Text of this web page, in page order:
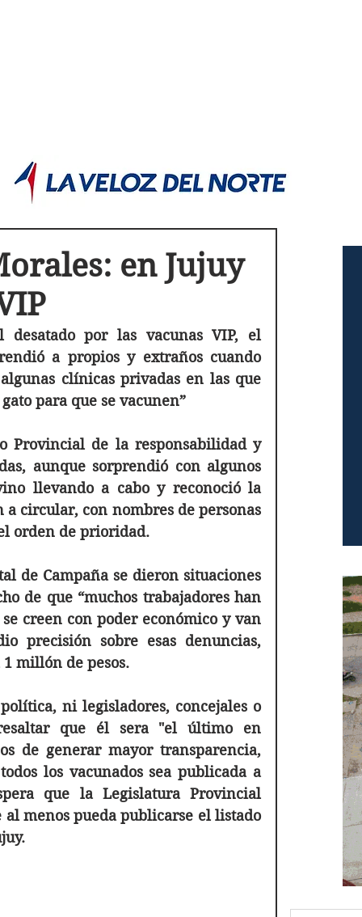
en Jujuy
desatado por las vacunas VIP, el
a propios y extraños cuando
clínicas privadas en las que
para que se vacunen”
Provincial de la responsabilidad y
aunque sorprendió con algunos
llevando a cabo y reconoció la
circular, con nombres de personas
orden de prioridad.
de Campaña se dieron situaciones
de que “muchos trabajadores han
creen con poder económico y van
precisión sobre esas denuncias,
millón de pesos.
ni legisladores, concejales o
que él sera "el último en
de generar mayor transparencia,
los vacunados sea publicada a
que la Legislatura Provincial
al menos pueda publicarse el listado